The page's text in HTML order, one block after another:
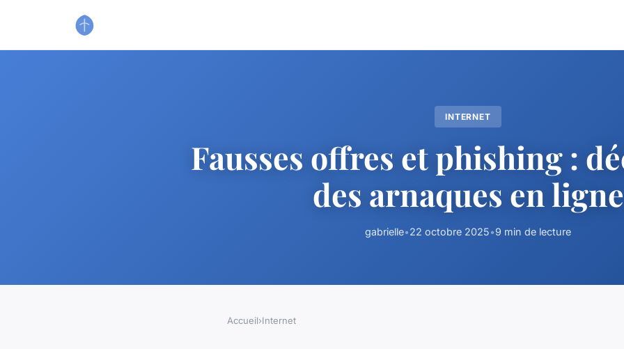
INTERNET
Fausses offres et phishing :
des arnaques en ligne
gabrielle•22 octobre 2025•9 min de lecture
Accueil›Internet